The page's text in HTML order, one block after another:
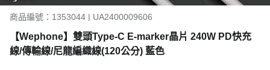
商品編號：1353044 | UA2400009606
【Wephone】雙頭Type-C E-marker晶片 240W PD快充
線/傳輸線/尼龍編織線(120公分) 藍色